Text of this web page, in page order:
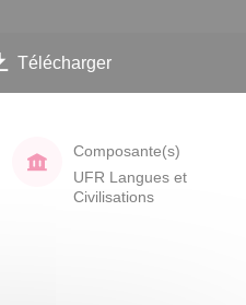
Télécharger
Composante(s)
UFR Langues et
Civilisations